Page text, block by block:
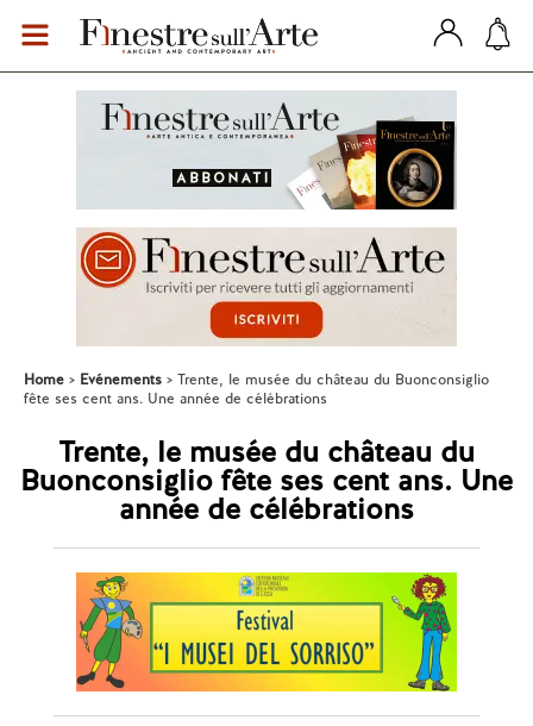
Home Evénements
Trente, le musée du château du Buonconsiglio
fête ses cent ans. Une année de célébrations
Trente, le musée du château du
Buonconsiglio fête ses cent ans. Une
année de célébrations